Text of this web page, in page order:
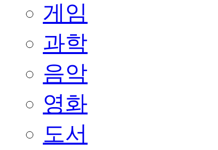
게임
과학
음악
영화
도서